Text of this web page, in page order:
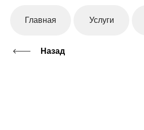
Услуги
Главная
Назад